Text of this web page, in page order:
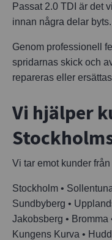
Passat 2.0 TDI är det
innan några delar byts.
Genom professionell
spridarnas skick och
repareras eller
Vi hjälper
Vi tar emot kunder
Stockholm •
Sundbyberg •
Jakobsberg • Bromma
Kungens Kurva •